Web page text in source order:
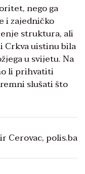
nego ga
i zajedničko
struktura, ali
Crkva uistinu bila
u svijetu. Na
li prihvatiti
slušati što
Cerovac, polis.ba